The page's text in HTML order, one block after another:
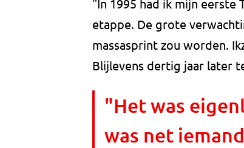
"In 1995 had ik mijn eerste
etappe. De grote
massasprint zou worden.
Blijlevens dertig jaar later
"Het was
was net